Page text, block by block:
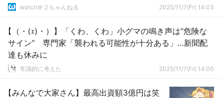
watch＠２ちゃんねる 2025/11/7(Fr) 14:03
【（・(ｪ)・）】「くわ、くわ」小グマの鳴き声は“危険な
サイン” 専門家「襲われる可能性が十分ある」…新聞配
達も休みに
常識的に考えた 2025/11/7(Fr) 14:00
【みんなで大家さん】最高出資額3億円は笑